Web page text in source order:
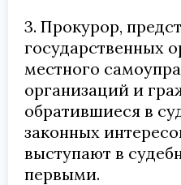
3. Прокурор,
государственных
местного
организаций и
обратившиеся в
законных
выступают в
первыми.